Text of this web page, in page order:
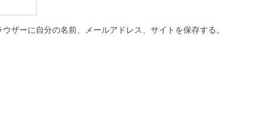
ザーに自分の名前、メールアドレス、サイトを保存する。